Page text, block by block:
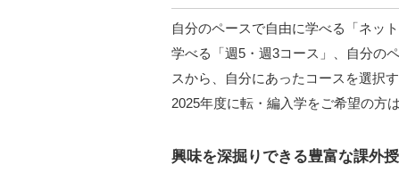
自分のペースで自由に学べる「ネッ
学べる「週5・週3コース」、自分の
スから、自分にあったコースを選択
2025年度に転・編入学をご希望の方
興味を深掘りできる豊富な課外